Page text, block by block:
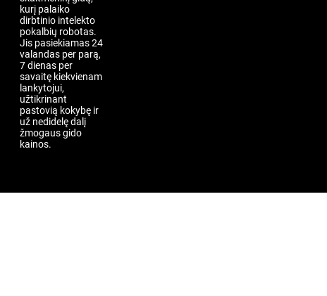
kurį palaiko
dirbtinio intelekto
pokalbių robotas.
Jis pasiekiamas 24
valandas per parą,
7 dienas per
savaitę kiekvienam
lankytojui,
užtikrinant
pastovią kokybę ir
už nedidelę dalį
žmogaus gido
kainos.